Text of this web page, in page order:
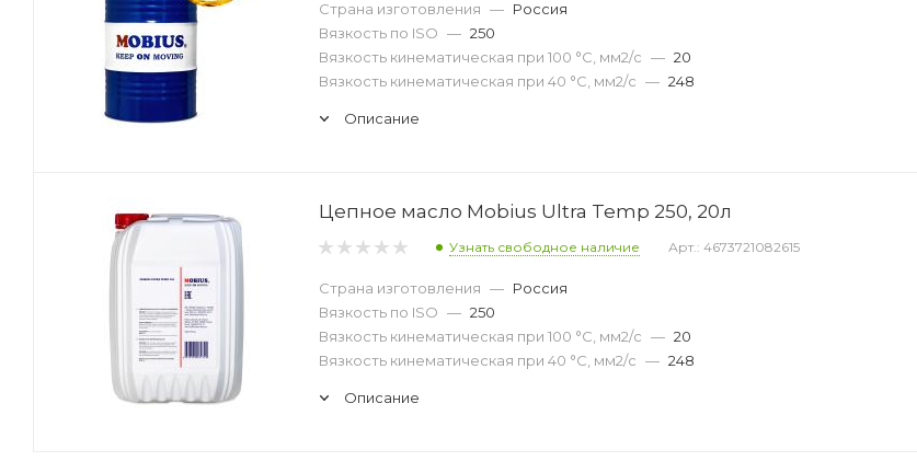
Страна изготовления — Россия
Вязкость по ISO — 250
Вязкость кинематическая при 100 °С, мм2/с — 20
Вязкость кинематическая при 40 °С, мм2/с — 248
Описание
Цепное масло Mobius Ultra Temp 250, 20л
Узнать свободное наличие Арт.: 4673721082615
Страна изготовления — Россия
Вязкость по ISO — 250
Вязкость кинематическая при 100 °С, мм2/с — 20
Вязкость кинематическая при 40 °С, мм2/с — 248
Описание